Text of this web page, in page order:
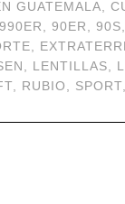
GUATEMALA,
, 90ER ,90S
,
, LENTILLAS,
, RUBIO , SPORT